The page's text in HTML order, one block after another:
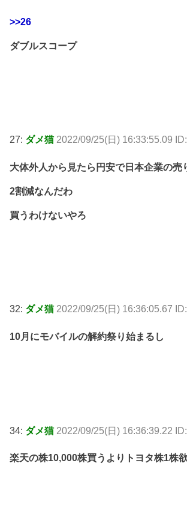
>>26
ダブルスコープ
27: ダメ猫 2022/09/25(日) 16:33:55.09
大体外人から見たら円安で日本企業の売
2割減なんだわ
買うわけないやろ
32: ダメ猫 2022/09/25(日) 16:36:05.67
10月にモバイルの解約祭り始まるし
34: ダメ猫 2022/09/25(日) 16:36:39.22
楽天の株10,000株買うよりトヨタ株1株